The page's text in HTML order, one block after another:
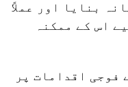
بنایا اور عملاً
اس کے ممکنہ
کے فوجی اقدامات پر